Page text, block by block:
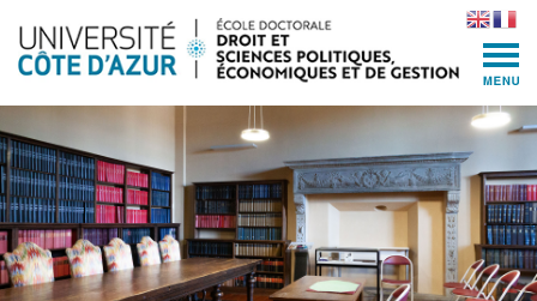
content
(Press
Enter)